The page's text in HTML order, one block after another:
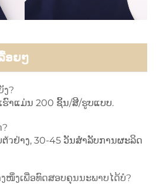
ອຍໆ
ງ?
ຮົາແມ່ນ 200 ຊິ້ນ/ສີ/ຮູບແບບ.
วຢ່າງ, 30-45 ວັນສຳລັບການຜະລິດ
ໜຶ່ງເພື່ອທົດສອບຄຸນນະພາບໄດ້ບໍ?